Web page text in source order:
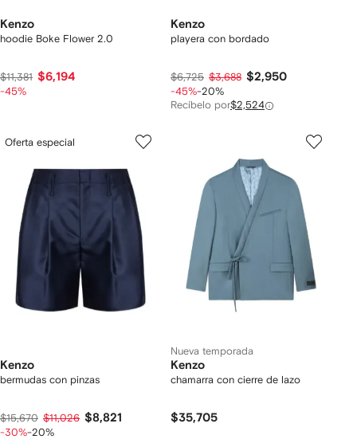
Kenzo
hoodie Boke Flower 2.0
$11,381 $6,194
-45%
Kenzo
playera con bordado
$6,725 $3,688 $2,950
-45%-20%
Recíbelo por$2,524
Oferta especial
Kenzo
bermudas con pinzas
$15,670 $11,026 $8,821
-30%-20%
Nueva temporada
Kenzo
chamarra con cierre de lazo
$35,705